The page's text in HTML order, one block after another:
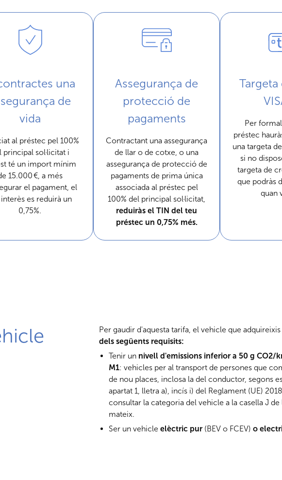
una
de
vida
al préstec pel 100%
principal sol·licitat i
té un import mínim
15.000 €, a més
el pagament, el
es reduirà un
0,75%.
Assegurança de
protecció de
pagaments
Contractant una assegurança
de llar o de cotxe, o una
assegurança de protecció de
pagaments de prima única
associada al préstec pel
100% del principal sol·licitat,
reduiràs el TIN del teu
préstec un 0,75% més.
Per
préstec
una targeta
si no
targeta de
que podràs
quan
Per gaudir d'aquesta tarifa, el vehicle que adquireixis
dels següents requisits:
Tenir un nivell d'emissions inferior a 50 g CO2/
M1: vehicles per al transport de persones que
de nou places, inclosa la del conductor, segons
apartat 1, lletra a), incís i) del Reglament (UE)
consultar la categoria del vehicle a la casella J
mateix.
Ser un vehicle elèctric pur (BEV o FCEV) o